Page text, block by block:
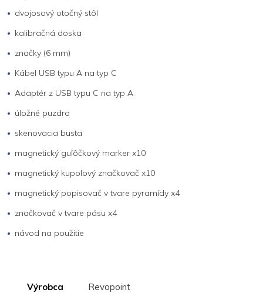
dvojosový otočný stôl
kalibračná doska
značky (6 mm)
Kábel USB typu A na typ C
Adaptér z USB typu C na typ A
úložné puzdro
skenovacia busta
magnetický guľôčkový marker x10
magnetický kupolový značkovač x10
magnetický popisovač v tvare pyramídy x4
značkovač v tvare pásu x4
návod na použitie
Výrobca Revopoint